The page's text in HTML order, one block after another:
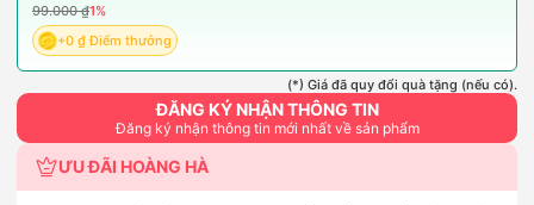
99.000 ₫1%
+0 ₫ Điểm thưởng
(*) Giá đã quy đổi quà tặng (nếu có).
ĐĂNG KÝ NHẬN THÔNG TIN
Đăng ký nhận thông tin mới nhất về sản phẩm
ƯU ĐÃI HOÀNG HÀ